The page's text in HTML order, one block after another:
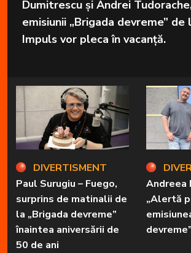
Dumitrescu și Andrei
emisiunii „Brigada devreme” de
Impuls vor pleca în vacanță.
DIVERTISMENT
Paul Surugiu – Fuego,
surprins de matinalii de
la „Brigada devreme”
înaintea aniversării de
50 de ani
Andreea
„Alertă
devreme”